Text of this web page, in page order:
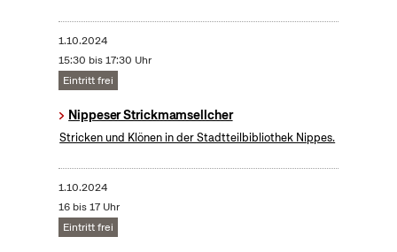
1.10.2024
15:30 bis 17:30 Uhr
Eintritt frei
Nippeser Strickmamsellcher
Stricken und Klönen in der Stadtteilbibliothek Nippes.
1.10.2024
16 bis 17 Uhr
Eintritt frei